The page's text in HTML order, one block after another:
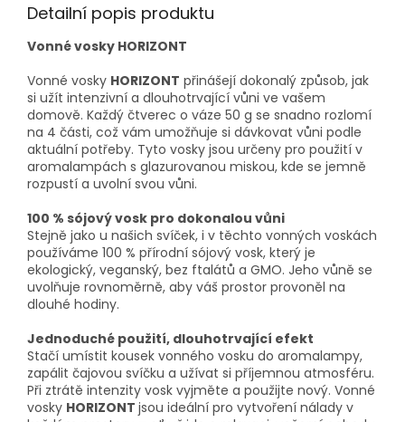
Detailní popis produktu
Vonné vosky HORIZONT
Vonné vosky HORIZONT přinášejí dokonalý způsob, jak
si užít intenzivní a dlouhotrvající vůni ve vašem
domově. Každý čtverec o váze 50 g se snadno rozlomí
na 4 části, což vám umožňuje si dávkovat vůni podle
aktuální potřeby. Tyto vosky jsou určeny pro použití v
aromalampách s glazurovanou miskou, kde se jemně
rozpustí a uvolní svou vůni.
100 % sójový vosk pro dokonalou vůni
Stejně jako u našich svíček, i v těchto vonných voskách
používáme 100 % přírodní sójový vosk, který je
ekologický, veganský, bez ftalátů a GMO. Jeho vůně se
uvolňuje rovnoměrně, aby váš prostor provoněl na
dlouhé hodiny.
Jednoduché použití, dlouhotrvající efekt
Stačí umístit kousek vonného vosku do aromalampy,
zapálit čajovou svíčku a užívat si příjemnou atmosféru.
Při ztrátě intenzity vosk vyjměte a použijte nový. Vonné
vosky HORIZONT jsou ideální pro vytvoření nálady v